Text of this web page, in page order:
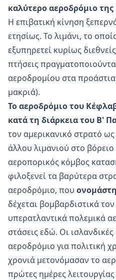
καλύτερο αεροδρόμιο
Η επιβατική κίνηση
ετησίως. Το λιμάνι, το
εξυπηρετεί κυρίως
πτήσεις
αεροδρομίου στα προάστια
μακριά).
Το αεροδρόμιο του
κατά τη διάρκεια του Β'
τον αμερικανικό στρατό
άλλου λιμανιού στο
αεροπορικός κόμβος
φιλοξενεί τα βαρύτερα
αεροδρόμιο, που
δέχεται βομβαρδιστικά
υπερατλαντικά πολεμικά
στάσεις εδώ. Οι
αεροδρόμιο για πολιτική
χρονιά μετονόμασαν το
πρώτες ημέρες